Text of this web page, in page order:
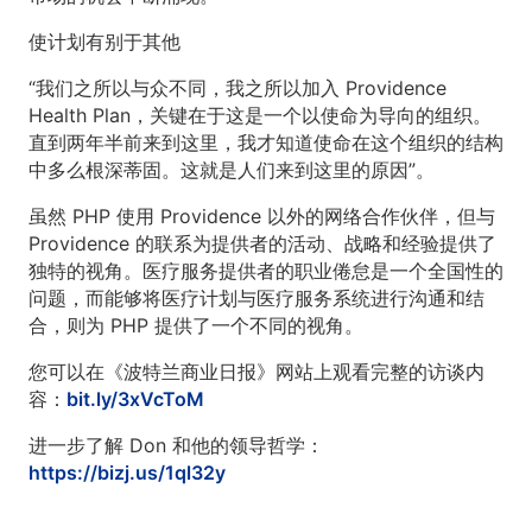
使计划有别于其他
“我们之所以与众不同，我之所以加入 Providence
Health Plan，关键在于这是一个以使命为导向的组织。
直到两年半前来到这里，我才知道使命在这个组织的结构
中多么根深蒂固。这就是人们来到这里的原因”。
虽然 PHP 使用 Providence 以外的网络合作伙伴，但与
Providence 的联系为提供者的活动、战略和经验提供了
独特的视角。医疗服务提供者的职业倦怠是一个全国性的
问题，而能够将医疗计划与医疗服务系统进行沟通和结
合，则为 PHP 提供了一个不同的视角。
您可以在《波特兰商业日报》网站上观看完整的访谈内
容： bit.ly/3xVcToM
进一步了解 Don 和他的领导哲学：
https://bizj.us/1ql32y